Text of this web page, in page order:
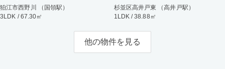
狛江市西野川 （国領駅）
3LDK / 67.30㎡
杉並区高井戸東 （高井戸駅）
1LDK / 38.88㎡
他の物件を見る